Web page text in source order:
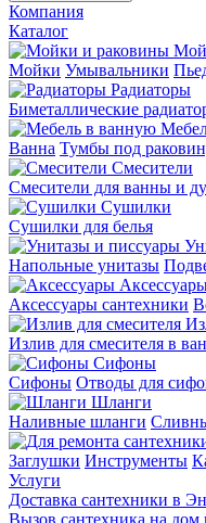
Компания
Каталог
Мойки Умывальники
Радиаторы
Биметаллические
Ванна Тумбы под
Смесители
Смесители для ванны и
Сушилки
Сушилки для белья
Напольные унитазы
Аксессуары сантехники
Излив для смесителя в
Сифоны
Сифоны Отводы для
Шланги
Наливные шланги
Заглушки Инструменты
Услуги
Доставка сантехники в
Вызов сантехника на дом